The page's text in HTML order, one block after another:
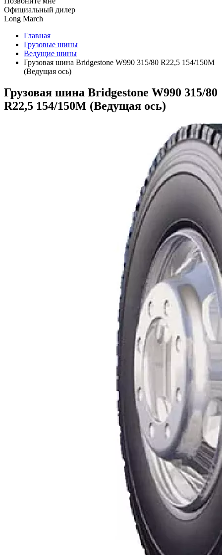
Официальный дилер
Long March
Главная
Грузовые шины
Ведущие шины
Грузовая шина Bridgestone W990 315/80 R22,5 154/150M
(Ведущая ось)
Грузовая шина Bridgestone W990 315/80
R22,5 154/150M (Ведущая ось)